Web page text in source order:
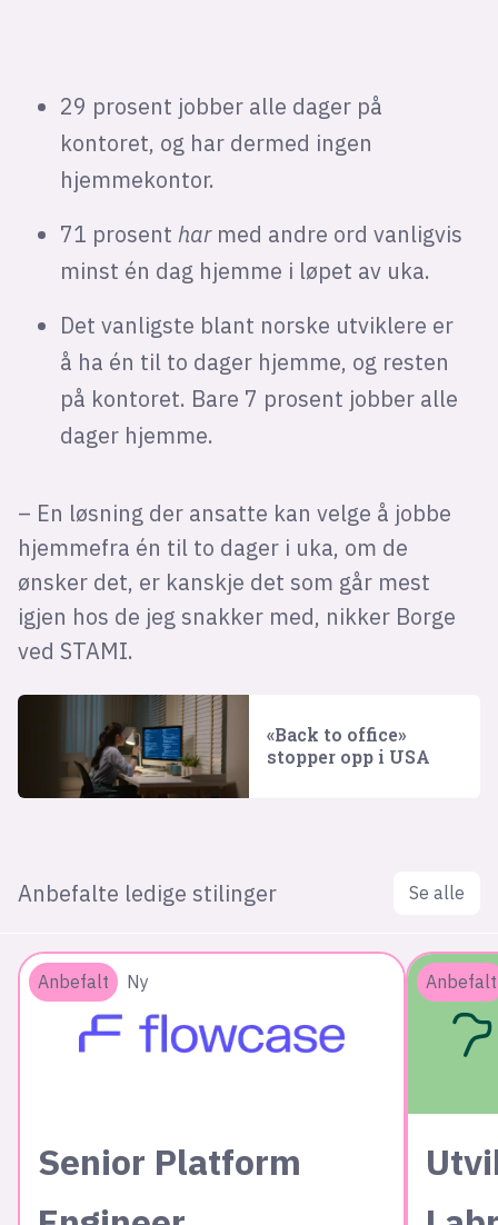
29 prosent jobber alle dager på
kontoret, og har dermed ingen
hjemmekontor.
71 prosent har med andre ord vanligvis
minst én dag hjemme i løpet av uka.
Det vanligste blant norske utviklere er
å ha én til to dager hjemme, og resten
på kontoret. Bare 7 prosent jobber alle
dager hjemme.
– En løsning der ansatte kan velge å jobbe
hjemmefra én til to dager i uka, om de
ønsker det, er kanskje det som går mest
igjen hos de jeg snakker med, nikker Borge
ved STAMI.
«Back to office»
stopper opp i USA
Anbefalte ledige stilinger Se alle
Anbefalt Ny
Senior Platform
Anbefalt